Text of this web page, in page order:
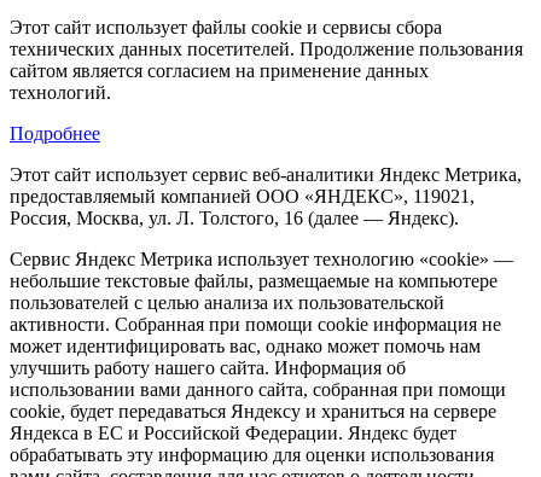
Этот сайт использует файлы cookie и сервисы сбора
технических данных посетителей. Продолжение пользования
сайтом является согласием на применение данных
технологий.
Подробнее
Этот сайт использует сервис веб-аналитики Яндекс Метрика,
предоставляемый компанией ООО «ЯНДЕКС», 119021,
Россия, Москва, ул. Л. Толстого, 16 (далее — Яндекс).
Сервис Яндекс Метрика использует технологию «cookie» —
небольшие текстовые файлы, размещаемые на компьютере
пользователей с целью анализа их пользовательской
активности. Собранная при помощи cookie информация не
может идентифицировать вас, однако может помочь нам
улучшить работу нашего сайта. Информация об
использовании вами данного сайта, собранная при помощи
cookie, будет передаваться Яндексу и храниться на сервере
Яндекса в ЕС и Российской Федерации. Яндекс будет
обрабатывать эту информацию для оценки использования